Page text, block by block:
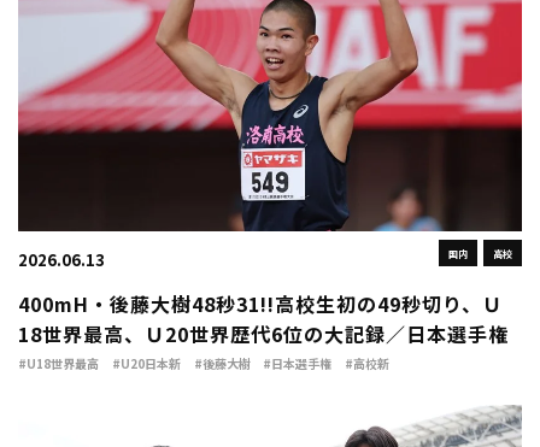
国内 高校
2026.06.13
400mH・後藤大樹48秒31!!高校生初の49秒切り、Ｕ
18世界最高、Ｕ20世界歴代6位の大記録／日本選手権
#U18世界最高 #U20日本新 #後藤大樹 #日本選手権 #高校新